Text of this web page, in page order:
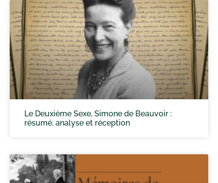
Le Deuxième Sexe, Simone de Beauvoir :
résumé, analyse et réception